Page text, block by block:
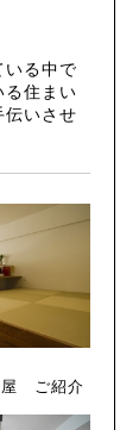
いる中で
る住まい
伝いさせ
屋 ご紹介